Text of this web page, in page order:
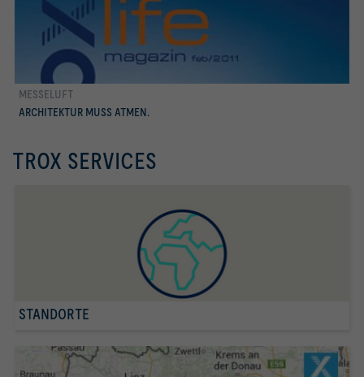
MESSELUFT
ARCHITEKTUR MUSS ATMEN.
TROX life Magazin feb/2011
TROX SERVICES
STANDORTE